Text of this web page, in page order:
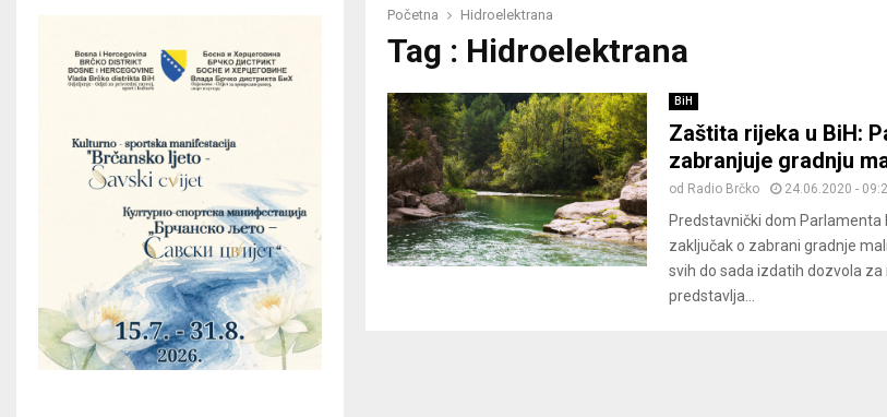
Početna Hidroelektrana
Tag : Hidroelektrana
BiH
Zaštita rijeka u BiH:
zabranjuje gradnju
od Radio Brčko 24.06.2020 -
Predstavnički dom Parlamenta
zaključak o zabrani gradnje
svih do sada izdatih dozvola
predstavlja...